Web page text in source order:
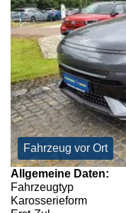
Fahrzeug vor Ort
Allgemeine Daten:
Fahrzeugtyp
Karosserieform